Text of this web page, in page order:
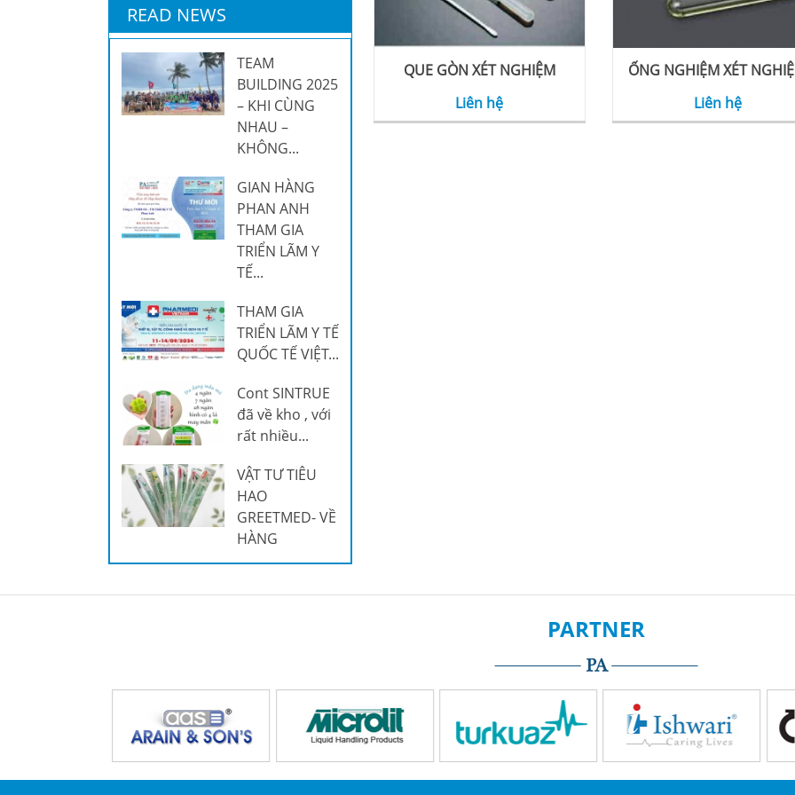
READ NEWS
TEAM
BUILDING 2025
– KHI CÙNG
NHAU –
KHÔNG...
GIAN HÀNG
PHAN ANH
THAM GIA
TRIỂN LÃM Y
TẾ...
THAM GIA
TRIỂN LÃM Y TẾ
QUỐC TẾ VIỆT...
Cont SINTRUE
đã về kho , với
rất nhiều...
VẬT TƯ TIÊU
HAO
GREETMED- VỀ
HÀNG
QUE GÒN XÉT NGHIỆM
Liên hệ
ỐNG NGHIỆM XÉT
Liên hệ
PARTNER